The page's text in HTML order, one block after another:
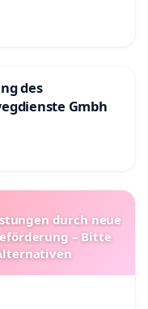
des
Gmbh
durch neue
– Bitte